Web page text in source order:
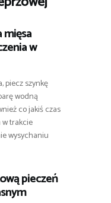
mięsa
w
piecz szynkę
wodną
co jakiś czas
trakcie
wysychaniu
pieczeń